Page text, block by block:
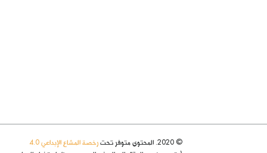
© 2020. المحتوى متوفر تحت
رخصة المشاع الإبداعي 4.0